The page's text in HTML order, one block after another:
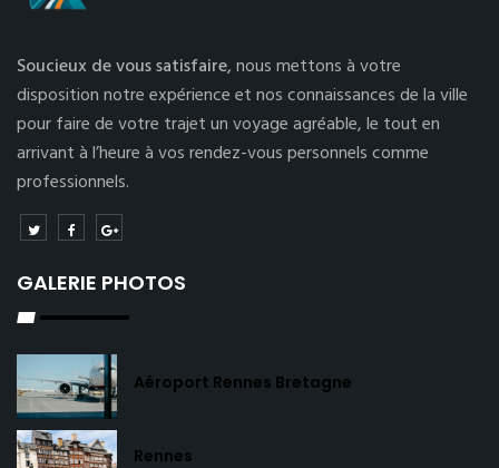
Soucieux de vous satisfaire,nous mettons à votre
disposition notre expérience et nos connaissances de la ville
pour faire de votre trajet un voyage agréable, le tout en
arrivant à l’heure à vos rendez-vous personnels comme
professionnels.
GALERIE PHOTOS
Aéroport Rennes Bretagne
Rennes